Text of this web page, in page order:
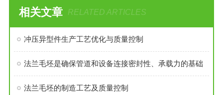
相关文章 RELATED ARTICLES
冲压异型件生产工艺优化与质量控制
法兰毛坯是确保管道和设备连接密封性、承载力的基础
法兰毛坯的制造工艺及质量控制